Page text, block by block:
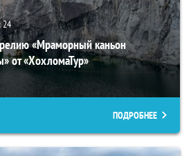
24
«Мраморный каньон
от «ХохломаТур»
ПОДРОБНЕЕ